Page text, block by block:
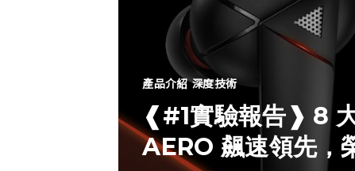
產品介紹 深度技術
❰#1實驗報告❱ 8
AERO 飆速領先，